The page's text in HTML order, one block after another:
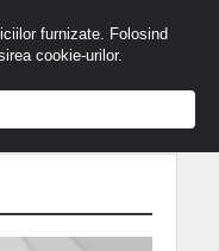
furnizate. Folosind
cookie-urilor.